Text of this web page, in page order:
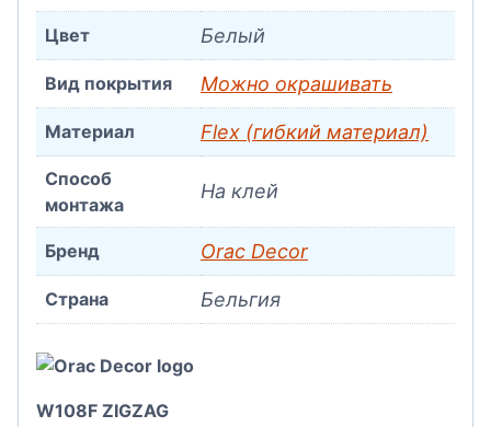
Цвет Белый
Вид покрытия Можно окрашивать
Материал Flex (гибкий материал)
Способ
монтажа
На клей
Бренд Orac Decor
Страна Бельгия
W108F ZIGZAG